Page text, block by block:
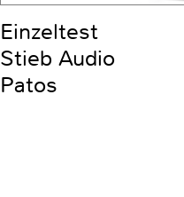
Einzeltest
Stieb Audio
Patos